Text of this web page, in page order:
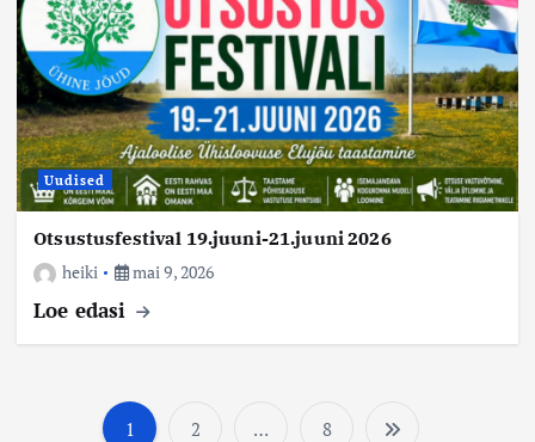
Uudised
Otsustusfestival 19.juuni-21.juuni 2026
heiki
mai 9, 2026
Loe edasi
1 2 … 8